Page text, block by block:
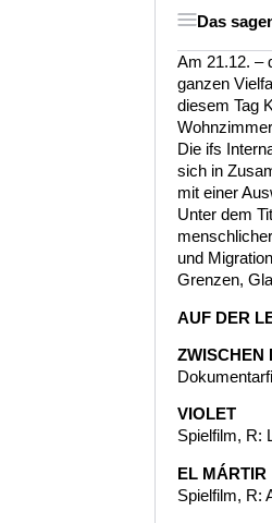
Das
Am 21.12. –
ganzen
diesem Tag
Die ifs
sich in
mit einer
Unter dem
und
Grenzen,
AUF DER
ZWISCHEN
VIOLET
Spielfilm, R:
EL MÁRTIR
Spielfilm, R: